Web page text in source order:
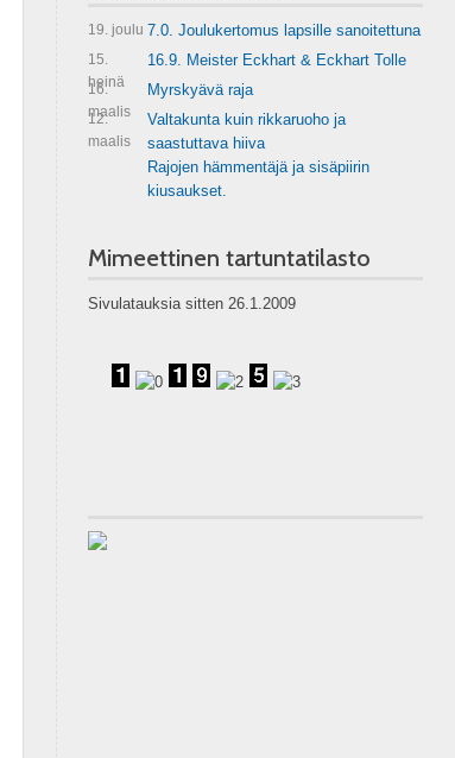
19. joulu 7.0. Joulukertomus lapsille sanoitettuna
15.
heinä
16.9. Meister Eckhart & Eckhart Tolle
16.
maalis
Myrskyävä raja
12.
maalis
Valtakunta kuin rikkaruoho ja
saastuttava hiiva
Rajojen hämmentäjä ja sisäpiirin
kiusaukset.
Mimeettinen tartuntatilasto
Sivulatauksia sitten 26.1.2009